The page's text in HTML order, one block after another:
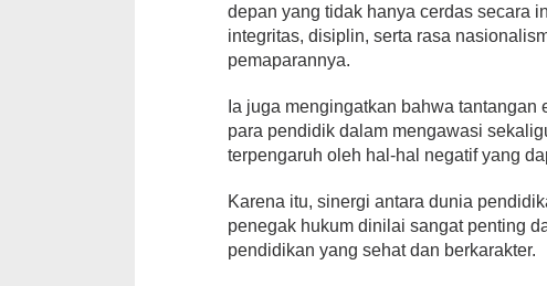
depan yang tidak hanya cerdas secara
integritas, disiplin, serta rasa
pemaparannya.
Ia juga mengingatkan bahwa
para pendidik dalam mengawasi
terpengaruh oleh hal-hal negatif yang
Karena itu, sinergi antara dunia
penegak hukum dinilai sangat penting
pendidikan yang sehat dan berkarakter.